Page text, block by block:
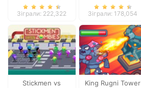
Зіграли: 222,322 Зіграли: 178,054
Stickmen vs
King Rugni Tower